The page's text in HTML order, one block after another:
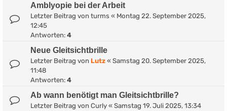
Amblyopie bei der Arbeit
Letzter Beitrag von turms « Montag 22. September 2025,
12:45
Antworten: 4
Neue Gleitsichtbrille
Letzter Beitrag von Lutz « Samstag 20. September 2025,
11:48
Antworten: 4
Ab wann benötigt man Gleitsichtbrille?
Letzter Beitrag von Curly « Samstag 19. Juli 2025, 13:34